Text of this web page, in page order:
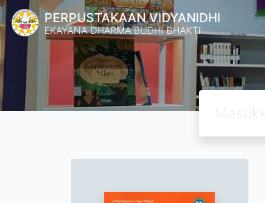
PERPUSTAKAAN VIDYANIDHI
EKAYANA DHARMA BUDHI BHAKTI